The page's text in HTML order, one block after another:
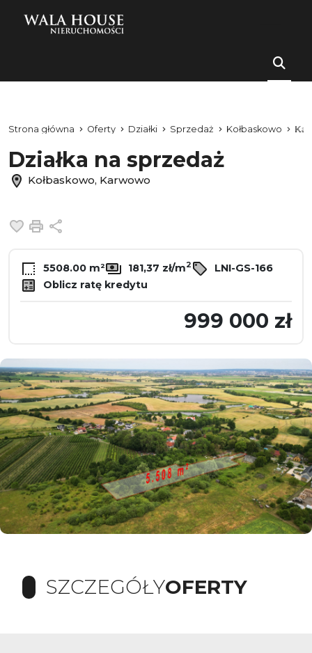
Strona główna Oferty Działki Sprzedaż Kołbaskowo
Działka na sprzedaż
Kołbaskowo, Karwowo
Dodaj do ulubionych
Drukuj
5508.00 m² 181,37 zł/m2
LNI-GS-166
Oblicz ratę kredytu
999 000 zł
SZCZEGÓŁYOFERTY